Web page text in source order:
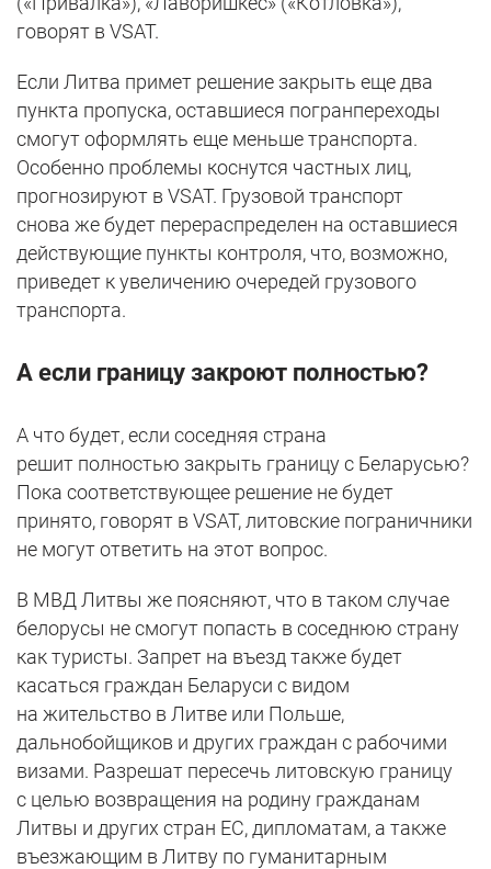
говорят в VSAT.
Если Литва примет решение закрыть еще два
пункта пропуска, оставшиеся погранпереходы
смогут оформлять еще меньше транспорта.
Особенно проблемы коснутся частных лиц,
прогнозируют в VSAT. Грузовой транспорт
снова же будет перераспределен на оставшиеся
действующие пункты контроля, что, возможно,
приведет к увеличению очередей грузового
транспорта.
А если границу закроют полностью?
А что будет, если соседняя страна
решит полностью закрыть границу с Беларусью?
Пока соответствующее решение не будет
принято, говорят в VSAT, литовские пограничники
не могут ответить на этот вопрос.
В МВД Литвы же поясняют, что в таком случае
белорусы не смогут попасть в соседнюю страну
как туристы. Запрет на въезд также будет
касаться граждан Беларуси с видом
на жительство в Литве или Польше,
дальнобойщиков и других граждан с рабочими
визами. Разрешат пересечь литовскую границу
с целью возвращения на родину гражданам
Литвы и других стран ЕС, дипломатам, а также
въезжающим в Литву по гуманитарным